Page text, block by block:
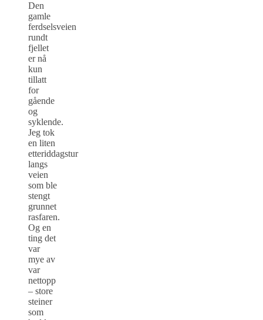
Den
gamle
ferdselsveien
rundt
fjellet
er nå
kun
tillatt
for
gående
og
syklende.
Jeg tok
en liten
etteriddagstur
langs
veien
som ble
stengt
grunnet
rasfaren.
Og en
ting det
var
mye av
var
nettopp
– store
steiner
som